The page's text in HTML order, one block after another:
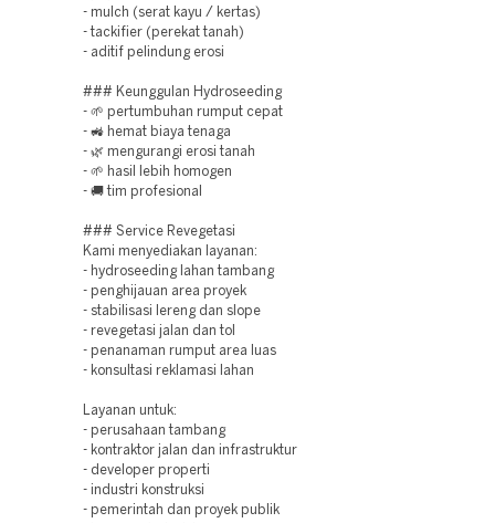
- mulch (serat kayu / kertas)
- tackifier (perekat tanah)
- aditif pelindung erosi
### Keunggulan Hydroseeding
- 🌱 pertumbuhan rumput cepat
- 🚜 hemat biaya tenaga
- 🌿 mengurangi erosi tanah
- 🌱 hasil lebih homogen
- 🚚 tim profesional
### Service Revegetasi
Kami menyediakan layanan:
- hydroseeding lahan tambang
- penghijauan area proyek
- stabilisasi lereng dan slope
- revegetasi jalan dan tol
- penanaman rumput area luas
- konsultasi reklamasi lahan
Layanan untuk:
- perusahaan tambang
- kontraktor jalan dan infrastruktur
- developer properti
- industri konstruksi
- pemerintah dan proyek publik